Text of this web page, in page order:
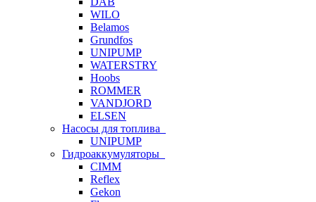
WILO
Belamos
Grundfos
UNIPUMP
WATERSTRY
Hoobs
ROMMER
VANDJORD
ELSEN
Насосы для топлива
UNIPUMP
Гидроаккумуляторы
CIMM
Reflex
Gekon